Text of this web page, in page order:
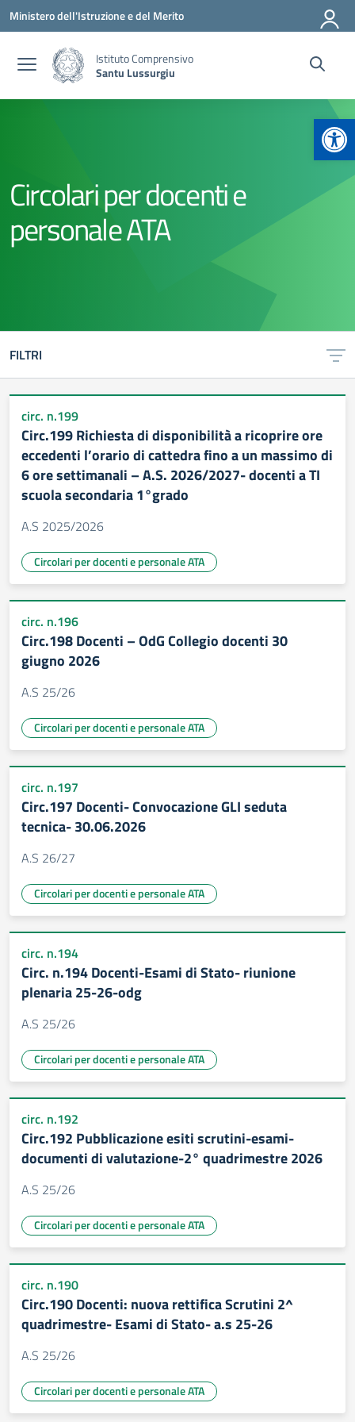
Vai ai contenuti
Vai al menu di navigazione
Vai al footer
Ministero dell'Istruzione e del Merito
Istituto Comprensivo
Santu Lussurgiu
Circolari per docenti e
personale ATA
FILTRI
circ. n.199
Circ.199 Richiesta di disponibilità a ricoprire ore
eccedenti l’orario di cattedra fino a un massimo di
6 ore settimanali – A.S. 2026/2027- docenti a TI
scuola secondaria 1°grado
A.S 2025/2026
Circolari per docenti e personale ATA
circ. n.196
Circ.198 Docenti – OdG Collegio docenti 30
giugno 2026
A.S 25/26
Circolari per docenti e personale ATA
circ. n.197
Circ.197 Docenti- Convocazione GLI seduta
tecnica- 30.06.2026
A.S 26/27
Circolari per docenti e personale ATA
circ. n.194
Circ. n.194 Docenti-Esami di Stato- riunione
plenaria 25-26-odg
A.S 25/26
Circolari per docenti e personale ATA
circ. n.192
Circ.192 Pubblicazione esiti scrutini-esami-
documenti di valutazione-2° quadrimestre 2026
A.S 25/26
Circolari per docenti e personale ATA
circ. n.190
Circ.190 Docenti: nuova rettifica Scrutini 2^
quadrimestre- Esami di Stato- a.s 25-26
A.S 25/26
Circolari per docenti e personale ATA